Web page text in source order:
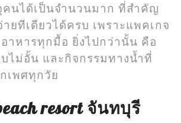
นได้เป็นจำนวนมาก ที่สำคัญ
ยทีเดียวได้ครบ เพราะแพคเกจ
าหารทุกมื้อ ยิ่งไปกว่านั้น คือ
ไม่อั้น และกิจกรรมทางน้ำที่
เพศทุกวัย
resort จันทบุรี